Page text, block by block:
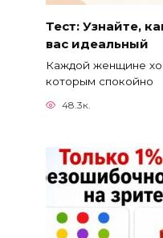
Тест: Узнайте,
вас идеальный
Каждой женщине
которым спокойно
48.3к.